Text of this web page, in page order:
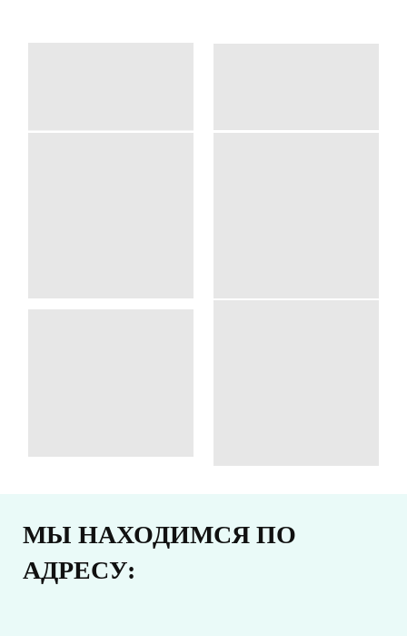
МЫ НАХОДИМСЯ ПО
АДРЕСУ: